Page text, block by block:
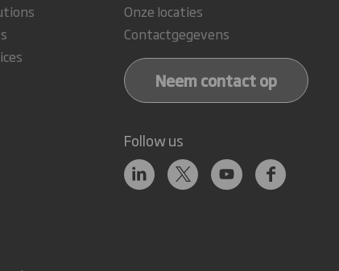
Onze locaties
Contactgegevens
Neem contact op
Follow us